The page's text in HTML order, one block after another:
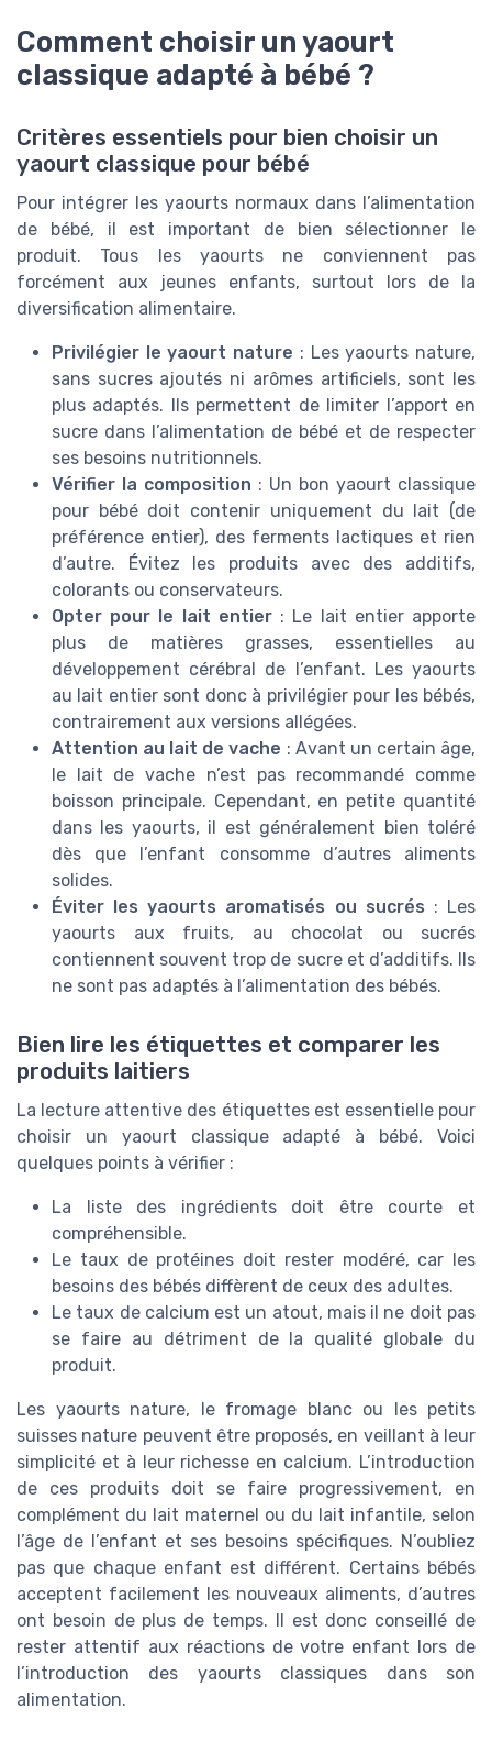
Comment choisir un yaourt
classique adapté à bébé ?
Critères essentiels pour bien choisir un
yaourt classique pour bébé
Pour intégrer les yaourts normaux dans l’alimentation
de bébé, il est important de bien sélectionner le
produit. Tous les yaourts ne conviennent pas
forcément aux jeunes enfants, surtout lors de la
diversification alimentaire.
Privilégier le yaourt nature : Les yaourts nature,
sans sucres ajoutés ni arômes artificiels, sont les
plus adaptés. Ils permettent de limiter l’apport en
sucre dans l’alimentation de bébé et de respecter
ses besoins nutritionnels.
Vérifier la composition : Un bon yaourt classique
pour bébé doit contenir uniquement du lait (de
préférence entier), des ferments lactiques et rien
d’autre. Évitez les produits avec des additifs,
colorants ou conservateurs.
Opter pour le lait entier: Le lait entier apporte
plus de matières grasses, essentielles au
développement cérébral de l’enfant. Les yaourts
au lait entier sont donc à privilégier pour les bébés,
contrairement aux versions allégées.
Attention au lait de vache : Avant un certain âge,
le lait de vache n’est pas recommandé comme
boisson principale. Cependant, en petite quantité
dans les yaourts, il est généralement bien toléré
dès que l’enfant consomme d’autres aliments
solides.
Éviter les yaourts aromatisés ou sucrés : Les
yaourts aux fruits, au chocolat ou sucrés
contiennent souvent trop de sucre et d’additifs. Ils
ne sont pas adaptés à l’alimentation des bébés.
Bien lire les étiquettes et comparer les
produits laitiers
La lecture attentive des étiquettes est essentielle pour
choisir un yaourt classique adapté à bébé. Voici
quelques points à vérifier :
La liste des ingrédients doit être courte et
compréhensible.
Le taux de protéines doit rester modéré, car les
besoins des bébés diffèrent de ceux des adultes.
Le taux de calcium est un atout, mais il ne doit pas
se faire au détriment de la qualité globale du
produit.
Les yaourts nature, le fromage blanc ou les petits
suisses nature peuvent être proposés, en veillant à leur
simplicité et à leur richesse en calcium. L’introduction
de ces produits doit se faire progressivement, en
complément du lait maternel ou du lait infantile, selon
l’âge de l’enfant et ses besoins spécifiques. N’oubliez
pas que chaque enfant est différent. Certains bébés
acceptent facilement les nouveaux aliments, d’autres
ont besoin de plus de temps. Il est donc conseillé de
rester attentif aux réactions de votre enfant lors de
l’introduction des yaourts classiques dans son
alimentation.